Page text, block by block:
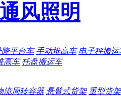
风照明
平台车 手动堆高车 电子秤搬运
高车 托盘搬运车
流周转容器 悬臂式货架 重型货架